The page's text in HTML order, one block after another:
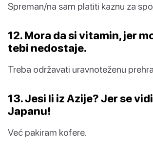
Spreman/na sam platiti kaznu za
12. Mora da si vitamin, jer
tebi nedostaje.
Treba održavati uravnoteženu
13. Jesi li iz Azije? Jer se
Japanu!
Već pakiram kofere.